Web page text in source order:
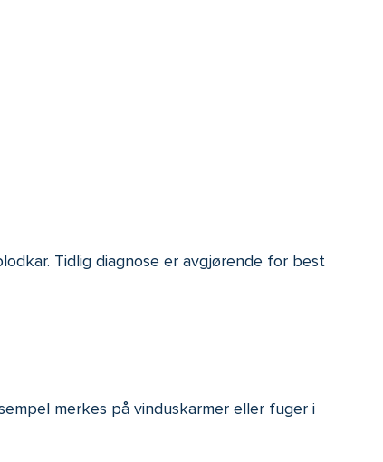
Tidlig diagnose er avgjørende for best
merkes på vinduskarmer eller fuger i